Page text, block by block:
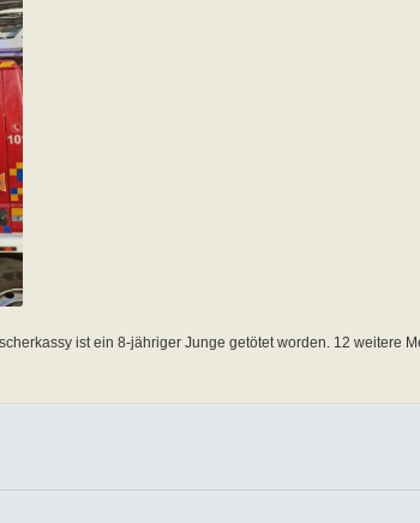
ist ein 8-jähriger Junge getötet worden. 12 weitere